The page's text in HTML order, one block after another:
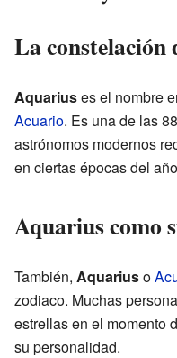
La constelación
Aquariuses el nombre
Acuario. Es una de las
astrónomos modernos
en ciertas épocas del
Aquarius como
También, Aquariuso
zodiaco. Muchas
estrellas en el momento
su personalidad.